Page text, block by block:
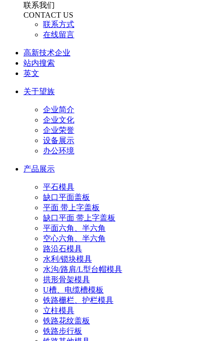
联系我们
CONTACT US
联系方式
在线留言
高新技术企业
站内搜索
英文
关于望族
企业简介
企业文化
企业荣誉
设备展示
办公环境
产品展示
平石模具
缺口平面盖板
平面 带上字盖板
缺口平面 带上字盖板
平面六角、半六角
空心六角、半六角
路沿石模具
水利/锁块模具
水沟/路肩/L型台帽模具
拱形骨架模具
U槽、电缆槽模板
铁路栅栏、护栏模具
立柱模具
铁路花纹盖板
铁路步行板